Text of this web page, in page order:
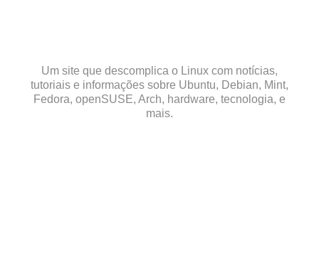
Um site que descomplica o Linux com notícias,
tutoriais e informações sobre Ubuntu, Debian, Mint,
Fedora, openSUSE, Arch, hardware, tecnologia, e
mais.